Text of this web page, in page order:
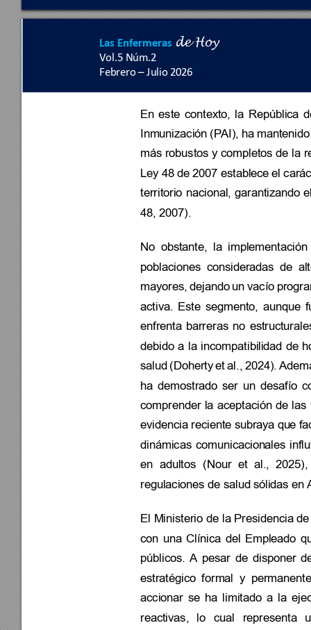
Las Enfermeras de Hoy
Vol.5 Núm.2
Febrero – Julio 2026
En este contexto, la República
Inmunización (PAI), ha
más robustos y completos de la
Ley 48 de 2007 establece el
territorio nacional , garantizando
48, 2007).
No obstante, la implementación
poblaciones consideradas de alt
mayores, dejando un vacío
activa. Este segmento, aunque
enfrenta barreras no est
debido a la incompatibilidad de
salud (Doherty et al., 2024).
ha demostrado ser un desafío
comprender la aceptación de las
evidencia reciente subraya que fa
dinámicas comunicacionales
en adultos (Nour et al., 2025),
regulaciones de salud sólidas en
El Ministerio de la Presidencia
con una Clínica del Empleado
públicos. A pesar de disponer
estratégico formal y pe
accionar se ha limitado a la
reactivas,
lo cual representa